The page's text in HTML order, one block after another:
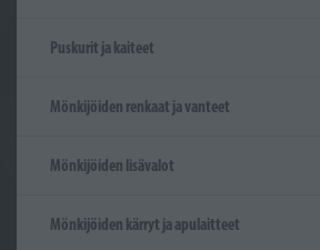
Puskurit ja kaiteet
Mönkijöiden renkaat ja vanteet
Mönkijöiden lisävalot
Mönkijöiden kärryt ja apulaitteet